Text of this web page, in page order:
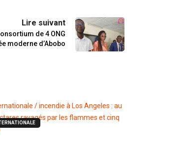
Lire suivant
de 4 ONG
moderne d’Abobo